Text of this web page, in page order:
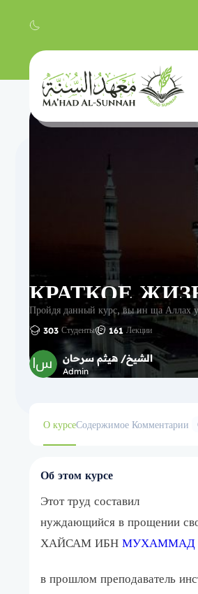
Пройдя данный курс, вы ин ща Аллах
303 Студенты 161 Лекции
الشيخ/ هيثم سرحان
Admin
О курсеСодержимое Комментарии
Об этом курсе
Этот труд составил
нуждающийся в прощении
ХАЙСАМ ИБН МУХАММАД
в прошлом преподаватель